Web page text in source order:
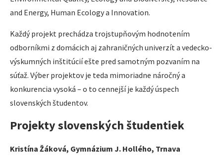
and Energy, Human Ecology a Innovation.
Každý projekt prechádza trojstupňovým hodnotením
odborníkmi z domácich aj zahraničných univerzít a vedecko-
výskumných inštitúcií ešte pred samotným pozvaním na
súťaž. Výber projektov je teda mimoriadne náročný a
konkurencia vysoká – o to cennejší je každý úspech
slovenských študentov.
Projekty slovenských študentiek
Kristína Žáková, Gymnázium J. Hollého, Trnava